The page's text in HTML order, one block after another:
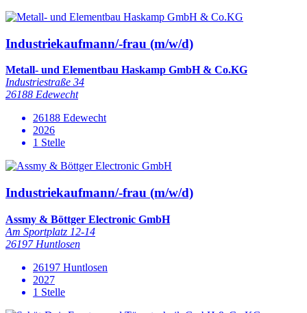
Industriekaufmann/-frau (m/w/d)
Metall- und Elementbau Haskamp GmbH & Co.KG
Industriestraße 34
26188 Edewecht
26188 Edewecht
2026
1 Stelle
Industriekaufmann/-frau (m/w/d)
Assmy & Böttger Electronic GmbH
Am Sportplatz 12-14
26197 Huntlosen
26197 Huntlosen
2027
1 Stelle